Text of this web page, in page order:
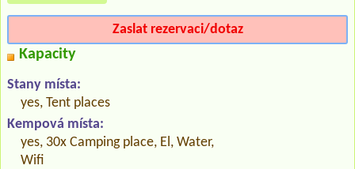
Zaslat rezervaci/dotaz
Kapacity
Stany místa:
yes, Tent places
Kempová místa:
yes, 30x Camping place, El, Water,
Wifi